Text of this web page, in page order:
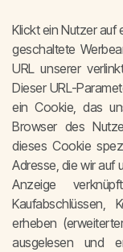
Klickt ein Nutzer auf
geschaltete
URL unserer
Dieser URL-
ein Cookie, das
Browser des
dieses Cookie
Adresse, die wir auf
Anzeige
Kaufabschlüssen,
erheben
ausgelesen und